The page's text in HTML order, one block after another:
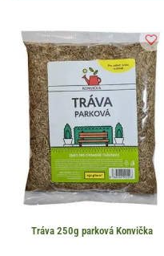
Tráva 250g parková Konvička